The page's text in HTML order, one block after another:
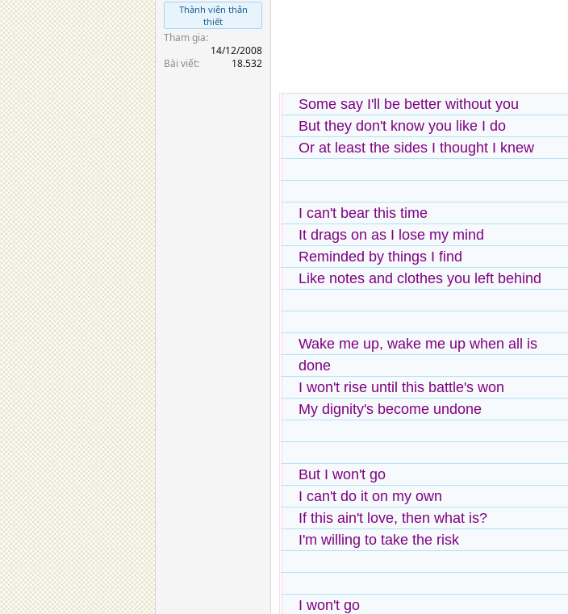
Thành viên thân
thiết
Tham gia
14/12/2008
Bài viết
18.532
Some say I'll be better without you
But they don't know you like I do
Or at least the sides I thought I knew
I can't bear this time
It drags on as I lose my mind
Reminded by things I find
Like notes and clothes you left behind
Wake me up, wake me up when all is
done
I won't rise until this battle's won
My dignity's become undone
But I won't go
I can't do it on my own
If this ain't love, then what is?
I'm willing to take the risk
I won't go